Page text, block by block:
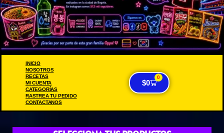
INICIO
NOSOTROS
RECETAS
MI CUENTA
CATEGORÍAS
RASTREA TU PEDIDO
CONTACTANOS
$0
0